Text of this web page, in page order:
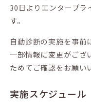
30日よりエンタープラ
す。
自動診断の実施を事前
一部情報に変更がござ
ためてご確認をお願い
実施スケジュール